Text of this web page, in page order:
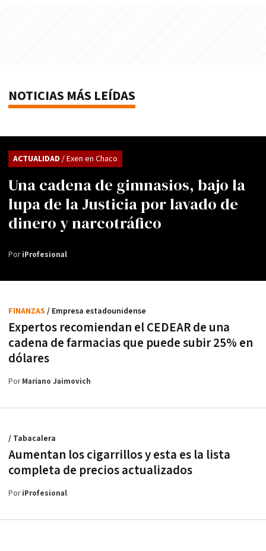
NOTICIAS MÁS LEÍDAS
Una cadena de gimnasios, bajo la
lupa de la Justicia por lavado de
dinero y narcotráfico
ACTUALIDAD / Exen en Chaco
PoriProfesional
Expertos recomiendan el CEDEAR de una
cadena de farmacias que puede subir 25% en
dólares
FINANZAS / Empresa estadounidense
PorMariano Jaimovich
Aumentan los cigarrillos y esta es la lista
completa de precios actualizados
/ Tabacalera
PoriProfesional